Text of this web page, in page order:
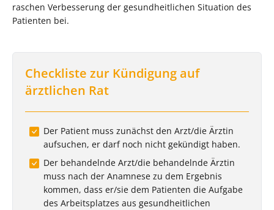
raschen Verbesserung der gesundheitlichen Situation des
Patienten bei.
Checkliste zur Kündigung auf
ärztlichen Rat
Der Patient muss zunächst den Arzt/die Ärztin
aufsuchen, er darf noch nicht gekündigt haben.
Der behandelnde Arzt/die behandelnde Ärztin
muss nach der Anamnese zu dem Ergebnis
kommen, dass er/sie dem Patienten die Aufgabe
des Arbeitsplatzes aus gesundheitlichen